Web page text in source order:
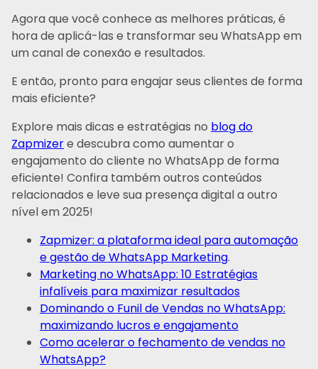
Agora que você conhece as melhores práticas, é
hora de aplicá-las e transformar seu WhatsApp em
um canal de conexão e resultados.
E então, pronto para engajar seus clientes de forma
mais eficiente?
Explore mais dicas e estratégias no blog do
Zapmizere descubra como aumentar o
engajamento do cliente no WhatsApp de forma
eficiente! Confira também outros conteúdos
relacionados e leve sua presença digital a outro
nível em 2025!
Zapmizer: a plataforma ideal para automação
e gestão de WhatsApp Marketing.
Marketing no WhatsApp: 10 Estratégias
infalíveis para maximizar resultados
Dominando o Funil de Vendas no WhatsApp:
maximizando lucros e engajamento
Como acelerar o fechamento de vendas no
WhatsApp?